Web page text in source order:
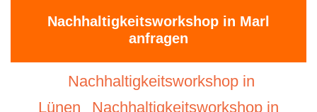
Nachhaltigkeitsworkshop in Marl
anfragen
Nachhaltigkeitsworkshop in
Lünen
Nachhaltigkeitsworkshop in